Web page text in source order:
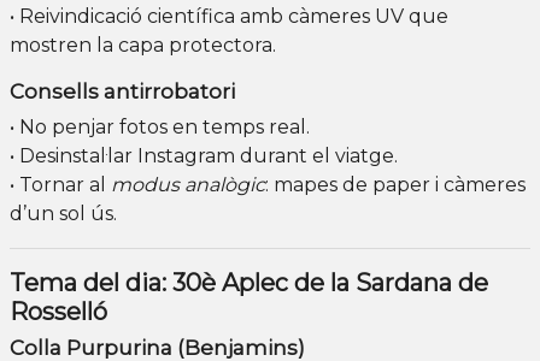
• Reivindicació científica amb càmeres UV que
mostren la capa protectora.
Consells antirrobatori
• No penjar fotos en temps real.
• Desinstal·lar Instagram durant el viatge.
• Tornar al modus analògic: mapes de paper i càmeres
d’un sol ús.
Tema del dia: 30è Aplec de la Sardana de
Rosselló
Colla Purpurina (Benjamins)